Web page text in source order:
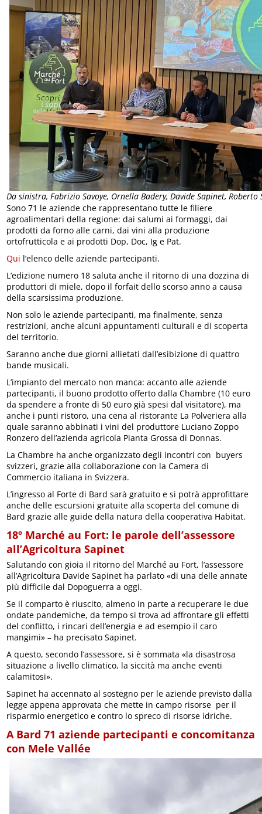
Da sinistra, Fabrizio Savoye, Ornella Badery, Davide Sapinet,
Sono 71 le aziende che rappresentano tutte le filiere
agroalimentari della regione: dai salumi ai formaggi, dai
prodotti da forno alle carni, dai vini alla produzione
ortofrutticola e ai prodotti Dop, Doc, Ig e Pat.
Qui l’elenco delle aziende partecipanti.
L’edizione numero 18 saluta anche il ritorno di una dozzina di
produttori di miele, dopo il forfait dello scorso anno a causa
della scarsissima produzione.
Non solo le aziende partecipanti, ma finalmente, senza
restrizioni, anche alcuni appuntamenti culturali e di scoperta
del territorio.
Saranno anche due giorni allietati dall’esibizione di quattro
bande musicali.
L’impianto del mercato non manca: accanto alle aziende
partecipanti, il buono prodotto offerto dalla Chambre (10 euro
da spendere a fronte di 50 euro già spesi dal visitatore), ma
anche i punti ristoro, una cena al ristorante La Polveriera alla
quale saranno abbinati i vini del produttore Luciano Zoppo
Ronzero dell’azienda agricola Pianta Grossa di Donnas.
La Chambre ha anche organizzato degli incontri con buyers
svizzeri, grazie alla collaborazione con la Camera di
Commercio italiana in Svizzera.
L’ingresso al Forte di Bard sarà gratuito e si potrà approfittare
anche delle escursioni gratuite alla scoperta del comune di
Bard grazie alle guide della natura della cooperativa Habitat.
18º Marché au Fort: le parole dell’assessore
all’Agricoltura Sapinet
Salutando con gioia il ritorno del Marché au Fort, l’assessore
all’Agricoltura Davide Sapinet ha parlato «di una delle annate
più difficile dal Dopoguerra a oggi.
Se il comparto è riuscito, almeno in parte a recuperare le due
ondate pandemiche, da tempo si trova ad affrontare gli effetti
del conflitto, i rincari dell’energia e ad esempio il caro
mangimi» – ha precisato Sapinet.
A questo, secondo l’assessore, si è sommata «la disastrosa
situazione a livello climatico, la siccità ma anche eventi
calamitosi».
Sapinet ha accennato al sostegno per le aziende previsto dalla
legge appena approvata che mette in campo risorse per il
risparmio energetico e contro lo spreco di risorse idriche.
A Bard 71 aziende partecipanti e concomitanza
con Mele Vallée